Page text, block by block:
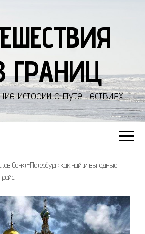
ГРАНИЦ
истории о путешествиях…
Санкт-Петербург: как найти выгодные